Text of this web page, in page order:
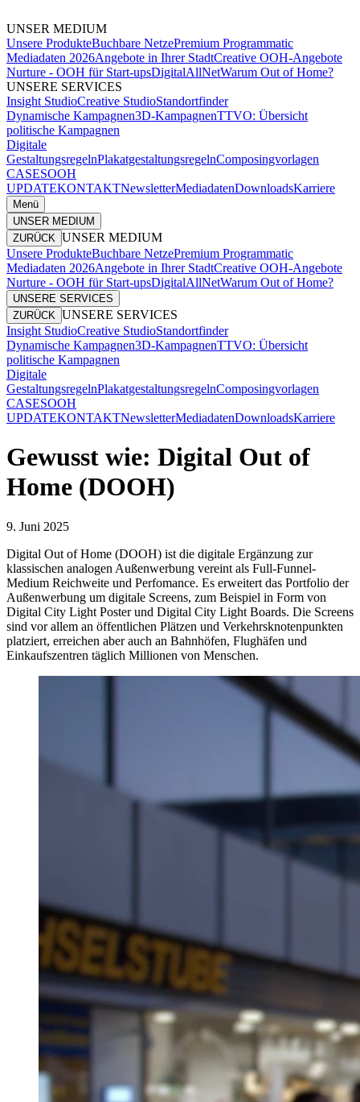
UNSER MEDIUM
Unsere ProdukteBuchbare NetzePremium Programmatic
Mediadaten 2026Angebote in Ihrer StadtCreative OOH-Angebote
Nurture - OOH für Start-upsDigitalAllNetWarum Out of Home?
UNSERE SERVICES
Insight StudioCreative StudioStandortfinder
Dynamische Kampagnen3D-KampagnenTTVO: Übersicht
politische Kampagnen
Digitale
GestaltungsregelnPlakatgestaltungsregelnComposingvorlagen
CASESOOH
UPDATEKONTAKTNewsletterMediadatenDownloadsKarriere
Menü
UNSER MEDIUM
ZURÜCK UNSER MEDIUM
Unsere ProdukteBuchbare NetzePremium Programmatic
Mediadaten 2026Angebote in Ihrer StadtCreative OOH-Angebote
Nurture - OOH für Start-upsDigitalAllNetWarum Out of Home?
UNSERE SERVICES
ZURÜCK UNSERE SERVICES
Insight StudioCreative StudioStandortfinder
Dynamische Kampagnen3D-KampagnenTTVO: Übersicht
politische Kampagnen
Digitale
GestaltungsregelnPlakatgestaltungsregelnComposingvorlagen
CASESOOH
UPDATEKONTAKTNewsletterMediadatenDownloadsKarriere
Gewusst wie: Digital Out of
Home (DOOH)
9. Juni 2025
Digital Out of Home (DOOH) ist die digitale Ergänzung zur
klassischen analogen Außenwerbung vereint als Full-Funnel-
Medium Reichweite und Perfomance. Es erweitert das Portfolio der
Außenwerbung um digitale Screens, zum Beispiel in Form von
Digital City Light Poster und Digital City Light Boards. Die Screens
sind vor allem an öffentlichen Plätzen und Verkehrsknotenpunkten
platziert, erreichen aber auch an Bahnhöfen, Flughäfen und
Einkaufszentren täglich Millionen von Menschen.